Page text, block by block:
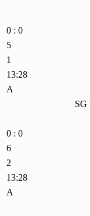
0 : 0
5
1
13:28
A
SG
0 : 0
6
2
13:28
A